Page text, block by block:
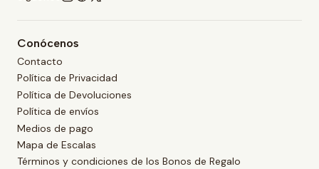
Conócenos
Contacto
Política de Privacidad
Política de Devoluciones
Política de envíos
Medios de pago
Mapa de Escalas
Términos y condiciones de los Bonos de Regalo